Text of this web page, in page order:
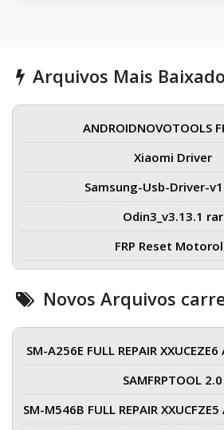
Arquivos Mais
ANDROIDNOVOTOOLS
Xiaomi Driver
Samsung-Usb-Driver-
Odin3_v3.13.1 rar
FRP Reset
Novos Arquivos
SM-A256E FULL REPAIR
SAMFRPTOOL 2.0
SM-M546B FULL REPAIR